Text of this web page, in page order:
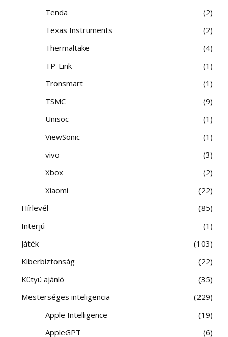
Tenda
2
Texas Instruments
2
Thermaltake
4
TP-Link
1
Tronsmart
1
TSMC
9
Unisoc
1
ViewSonic
1
vivo
3
Xbox
2
Xiaomi
22
Hírlevél
85
Interjú
1
Játék
103
Kiberbiztonság
22
Kütyü ajánló
35
Mesterséges inteligencia
229
Apple Intelligence
19
AppleGPT
6